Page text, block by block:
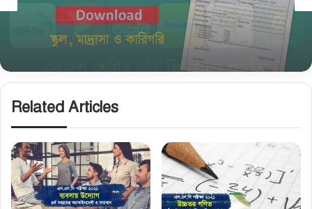
November 5, 2025
নবম শ্রেণি রেজিষ্ট্রেশন তথ্য সংগ্রহের ফরম ও জরুরি
নির্দেশনা
Related Articles